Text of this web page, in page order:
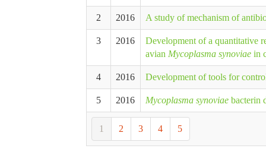
2 2016 A study of mechanism of
3 2016
Development of a quantitative
avian Mycoplasma synoviae in
4 2016 Development of tools for
5 2016 Mycoplasma synoviae bacterin
1 2 3 4 5